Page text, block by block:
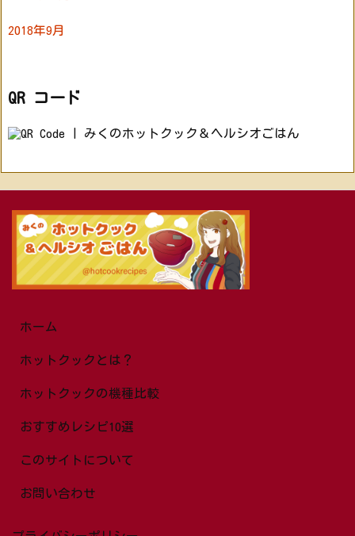
2018年9月
QR コード
ホーム
ホットクックとは？
ホットクックの機種比較
おすすめレシピ10選
このサイトについて
お問い合わせ